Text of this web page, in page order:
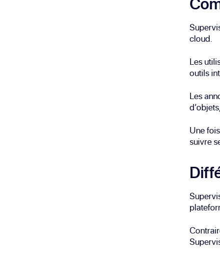
cloud.
Les
outils
Les
Une
suivre